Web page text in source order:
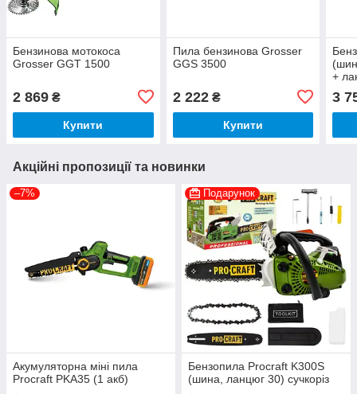
Бензинова мотокоса
Grosser GGT 1500
2 869 ₴
Купити
Пила бензинова Grosser
GGS 3500
2 222₴
Купити
+
3
Акційні пропозиції та новинки
–7%
Акумуляторна міні пила
Procraft PKA35 (1 акб)
Подарунок
Бензопила Procraft K300S
(шина, ланцюг 30) сучкоріз